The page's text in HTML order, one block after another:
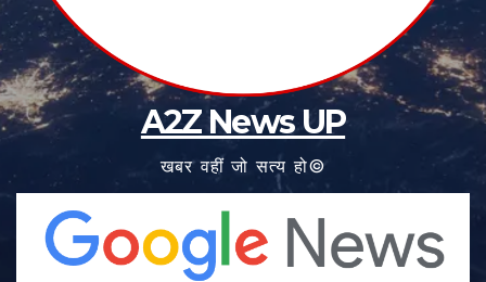
A2Z News UP
खबर वहीं जो सत्य हो©